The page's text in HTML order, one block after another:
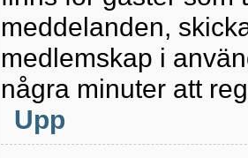
meddelanden,
medlemskap i
några minuter att
Upp